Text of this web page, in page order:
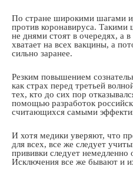
По стране широкими шагами
против коронавируса.
не днями стоят в очередях, а
хватает на всех вакцины, а
сильно заранее.
Резким повышением
как страх перед третьей
тех, кто до сих пор
помощью разработок
считающихся самыми
И хотя медики уверяют, что
для всех, все же следует
прививки следует немедленно
Исключения все же бывают и